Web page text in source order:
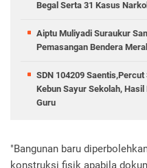
Begal Serta 31 Kasus
Aiptu Muliyadi Suraukur
Pemasangan Bendera
SDN 104209
Kebun Sayur Sekolah,
Guru
"Bangunan baru
konstruksi fisik apabila